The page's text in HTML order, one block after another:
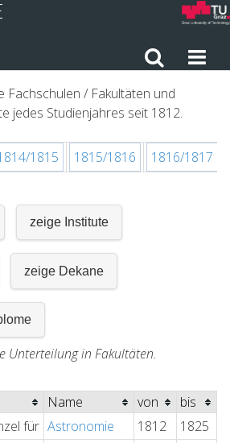
Fachschulen / Fakultäten und
jedes Studienjahres seit 1812.
1815 1815/1816 1816/1817
zeige Institute
zeige Dekane
Unterteilung in Fakultäten.
Name von
bis
für Astronomie 1812
1825